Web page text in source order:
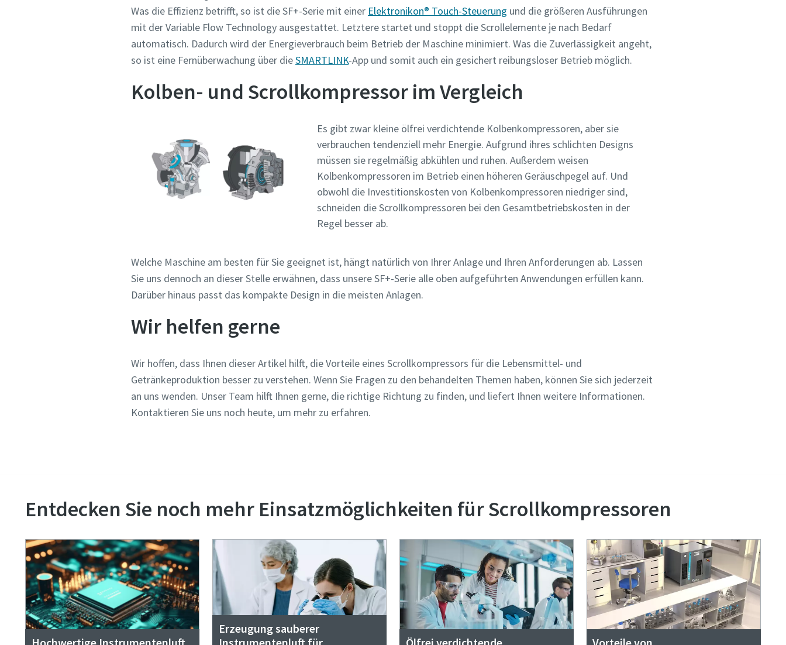
Was die Effizienz betrifft, so ist die SF+-Serie mit einer Elektronikon® Touch-Steuerung und die größeren Ausführungen
mit der Variable Flow Technology ausgestattet. Letztere startet und stoppt die Scrollelemente je nach Bedarf
automatisch. Dadurch wird der Energieverbrauch beim Betrieb der Maschine minimiert. Was die Zuverlässigkeit angeht,
so ist eine Fernüberwachung über dieSMARTLINK-App und somit auch ein gesichert reibungsloser Betrieb möglich.
Kolben- und Scrollkompressor im Vergleich
Es gibt zwar kleine ölfrei verdichtende Kolbenkompressoren, aber sie
verbrauchen tendenziell mehr Energie. Aufgrund ihres schlichten Designs
müssen sie regelmäßig abkühlen und ruhen. Außerdem weisen
Kolbenkompressoren im Betrieb einen höheren Geräuschpegel auf. Und
obwohl die Investitionskosten von Kolbenkompressoren niedriger sind,
schneiden die Scrollkompressoren bei den Gesamtbetriebskosten in der
Regel besser ab.
Welche Maschine am besten für Sie geeignet ist, hängt natürlich von Ihrer Anlage und Ihren Anforderungen ab. Lassen
Sie uns dennoch an dieser Stelle erwähnen, dass unsere SF+-Serie alle oben aufgeführten Anwendungen erfüllen kann.
Darüber hinaus passt das kompakte Design in die meisten Anlagen.
Wir helfen gerne
Wir hoffen, dass Ihnen dieser Artikel hilft, die Vorteile eines Scrollkompressors für die Lebensmittel- und
Getränkeproduktion besser zu verstehen. Wenn Sie Fragen zu den behandelten Themen haben, können Sie sich jederzeit
an uns wenden. Unser Team hilft Ihnen gerne, die richtige Richtung zu finden, und liefert Ihnen weitere Informationen.
Kontaktieren Sie uns noch heute, um mehr zu erfahren.
Entdecken Sie noch mehr Einsatzmöglichkeiten für Scrollkompressoren
Erzeugung sauberer